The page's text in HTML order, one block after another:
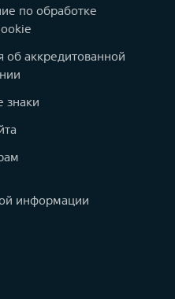
по обработке
об аккредитованной
знаки
информации